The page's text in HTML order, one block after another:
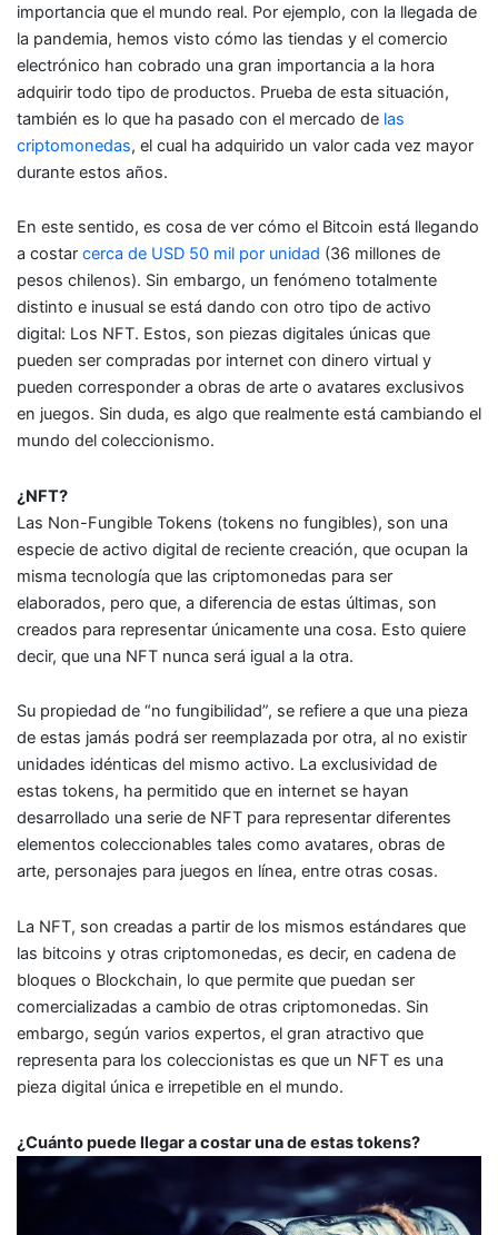
importancia que el mundo real. Por ejemplo, con la llegada de
la pandemia, hemos visto cómo las tiendas y el comercio
electrónico han cobrado una gran importancia a la hora
adquirir todo tipo de productos. Prueba de esta situación,
también es lo que ha pasado con el mercado de las
criptomonedas, el cual ha adquirido un valor cada vez mayor
durante estos años.
En este sentido, es cosa de ver cómo el Bitcoin está llegando
a costar cerca de USD 50 mil por unidad (36 millones de
pesos chilenos). Sin embargo, un fenómeno totalmente
distinto e inusual se está dando con otro tipo de activo
digital: Los NFT. Estos, son piezas digitales únicas que
pueden ser compradas por internet con dinero virtual y
pueden corresponder a obras de arte o avatares exclusivos
en juegos. Sin duda, es algo que realmente está cambiando el
mundo del coleccionismo.
¿NFT?
Las Non-Fungible Tokens (tokens no fungibles), son una
especie de activo digital de reciente creación, que ocupan la
misma tecnología que las criptomonedas para ser
elaborados, pero que, a diferencia de estas últimas, son
creados para representar únicamente una cosa. Esto quiere
decir, que una NFT nunca será igual a la otra.
Su propiedad de “no fungibilidad”, se refiere a que una pieza
de estas jamás podrá ser reemplazada por otra, al no existir
unidades idénticas del mismo activo. La exclusividad de
estas tokens, ha permitido que en internet se hayan
desarrollado una serie de NFT para representar diferentes
elementos coleccionables tales como avatares, obras de
arte, personajes para juegos en línea, entre otras cosas.
La NFT, son creadas a partir de los mismos estándares que
las bitcoins y otras criptomonedas, es decir, en cadena de
bloques o Blockchain, lo que permite que puedan ser
comercializadas a cambio de otras criptomonedas. Sin
embargo, según varios expertos, el gran atractivo que
representa para los coleccionistas es que un NFT es una
pieza digital única e irrepetible en el mundo.
¿Cuánto puede llegar a costar una de estas tokens?